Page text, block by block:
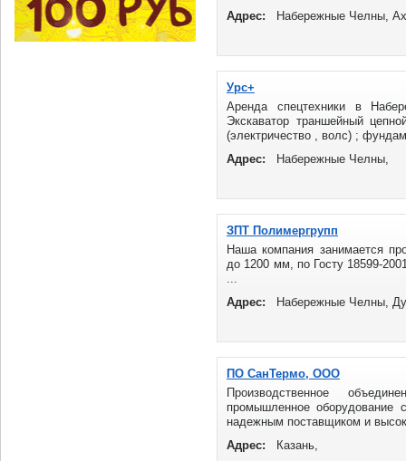
Адрес: Набережные Челны,
Урс+
Аренда спецтехники в
Экскаватор траншейный
(электричество , волс) ;
Адрес:
Набережные Челны,
ЗПТ Полимергрупп
Наша компания занимается
до 1200 мм, по Госту 18599-
...
Адрес:
Набережные Челны,
ПО СанТермо, ООО
Производственное
промышленное
надежным поставщиком и
Адрес: Казань,